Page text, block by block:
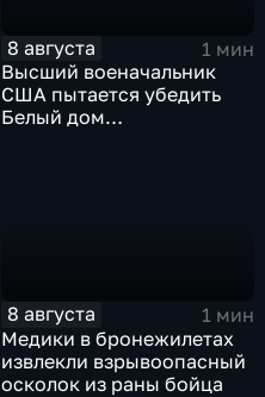
8 августа
1 мин
Высший военачальник
США пытается убедить
Белый дом
8 августа
1 мин
Медики в бронежилетах
извлекли взрывоопасный
осколок из раны бойца